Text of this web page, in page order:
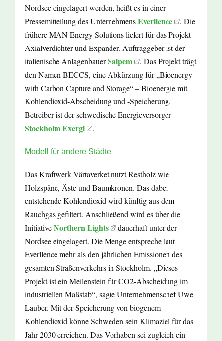
Nordsee eingelagert werden, heißt es in einer
Pressemitteilung des UnternehmensEverllence
. Die
frühere MAN Energy Solutions liefert für das Projekt
Axialverdichter und Expander. Auftraggeber ist der
italienische AnlagenbauerSaipem
. Das Projekt trägt
den Namen BECCS, eine Abkürzung für „Bioenergy
with Carbon Capture and Storage“ – Bioenergie mit
Kohlendioxid-Abscheidung und -Speicherung.
Betreiber ist der schwedische Energieversorger
Stockholm Exergi .
Modell für andere Städte
Das Kraftwerk Värtaverket nutzt Restholz wie
Holzspäne, Äste und Baumkronen. Das dabei
entstehende Kohlendioxid wird künftig aus dem
Rauchgas gefiltert. Anschließend wird es über die
InitiativeNorthern Lights
dauerhaft unter der
Nordsee eingelagert. Die Menge entspreche laut
Everllence mehr als den jährlichen Emissionen des
gesamten Straßenverkehrs in Stockholm. „Dieses
Projekt ist ein Meilenstein für CO2-Abscheidung im
industriellen Maßstab“, sagte Unternehmenschef Uwe
Lauber. Mit der Speicherung von biogenem
Kohlendioxid könne Schweden sein Klimaziel für das
Jahr 2030 erreichen. Das Vorhaben sei zugleich ein